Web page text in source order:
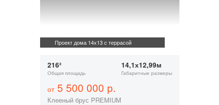
Проект дома 14х13 с террасой
216²
Общая площадь
14,1х12,99м
Габаритные размеры
от5 500 000 р.
Клееный брус PREMIUM